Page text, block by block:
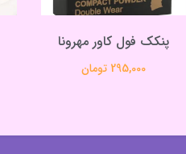
پنکک فول کاور مهرونا
295,000 تومان